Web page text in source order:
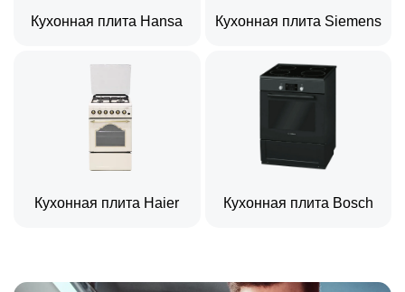
Кухонная плита Hansa Кухонная плита Siemens
Кухонная плита Haier Кухонная плита Bosch